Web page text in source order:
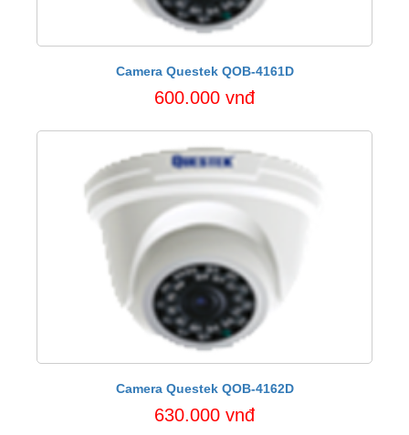
Camera Questek QOB-4161D
600.000 vnđ
Camera Questek QOB-4162D
630.000 vnđ